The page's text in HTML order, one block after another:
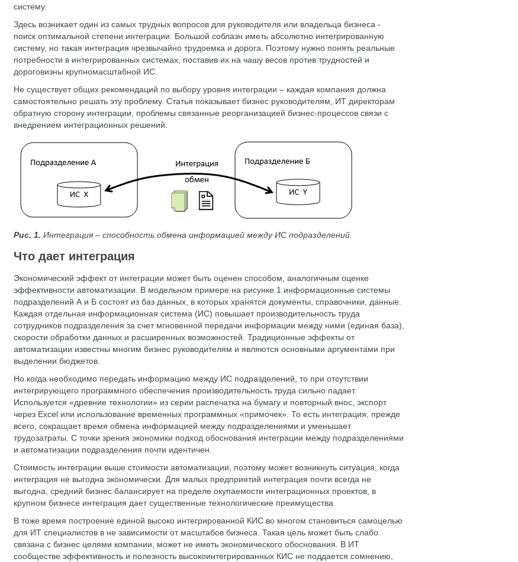
систему.
Здесь возникает один из самых трудных вопросов для руководителя или владельца бизнеса -
поиск оптимальной степени интеграции. Большой соблазн иметь абсолютно интегрированную
систему, но такая интеграция чрезвычайно трудоемка и дорога. Поэтому нужно понять реальные
потребности в интегрированных системах, поставив их на чашу весов против трудностей и
дороговизны крупномасштабной ИС.
Не существует общих рекомендаций по выбору уровня интеграции – каждая компания должна
самостоятельно решать эту проблему. Статья показывает бизнес руководителям, ИТ директорам
обратную сторону интеграции, проблемы связанные реорганизацией бизнес-процессов связи с
внедрением интеграционных решений.
Рис. 1. Интеграция – способность обмена информацией между ИС подразделений.
Что дает интеграция
Экономический эффект от интеграции может быть оценен способом, аналогичным оценке
эффективности автоматизации. В модельном примере на рисунке 1 информационные системы
подразделений А и Б состоят из баз данных, в которых хранятся документы, справочники, данные.
Каждая отдельная информационная система (ИС) повышает производительность труда
сотрудников подразделения за счет мгновенной передачи информации между ними (единая база),
скорости обработки данных и расширенных возможностей. Традиционные эффекты от
автоматизации известны многим бизнес руководителям и являются основными аргументами при
выделении бюджетов.
Но когда необходимо передать информацию между ИС подразделений, то при отсутствии
интегрирующего программного обеспечения производительность труда сильно падает.
Используется «древние технологии» из серии распечатка на бумагу и повторный внос, экспорт
через Excel или использование временных программных «примочек». То есть интеграция, прежде
всего, сокращает время обмена информацией между подразделениями и уменьшает
трудозатраты. С точки зрения экономики подход обоснования интеграции между подразделениями
и автоматизации подразделения почти идентичен.
Стоимость интеграции выше стоимости автоматизации, поэтому может возникнуть ситуация, когда
интеграция не выгодна экономически. Для малых предприятий интеграция почти всегда не
выгодна, средний бизнес балансирует на пределе окупаемости интеграционных проектов, в
крупном бизнесе интеграция дает существенные технологические преимущества.
В тоже время построение единой высоко интегрированной КИС во многом становиться самоцелью
для ИТ специалистов в не зависимости от масштабов бизнеса. Такая цель может быть слабо
связана с бизнес целями компании, может не иметь экономического обоснования. В ИТ
сообществе эффективность и полезность высокоинтегрированных КИС не поддается сомнению,